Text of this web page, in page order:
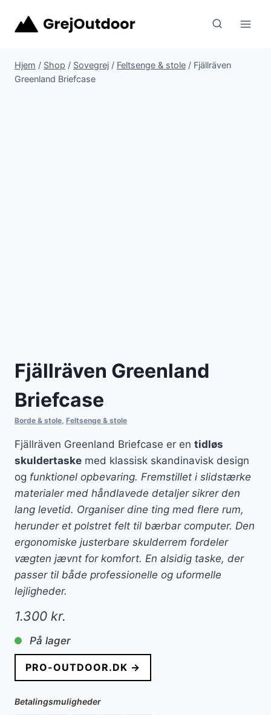
Hjem / Shop / Sovegrej / Feltsenge & stole / Fjällräven
Greenland Briefcase
Fjällräven Greenland
Briefcase
Borde & stole Feltsenge & stole
Fjällräven Greenland Briefcase er en tidløs
skuldertaske med klassisk skandinavisk design
og funktionel opbevaring. Fremstillet i slidstærke
materialer med håndlavede detaljer sikrer den
lang levetid. Organiser dine ting med flere rum,
herunder et polstret felt til bærbar computer. Den
ergonomiske justerbare skulderrem fordeler
vægten jævnt for komfort. En alsidig taske, der
passer til både professionelle og uformelle
lejligheder.
1.300 kr.
På lager
PRO-OUTDOOR.DK →
Betalingsmuligheder